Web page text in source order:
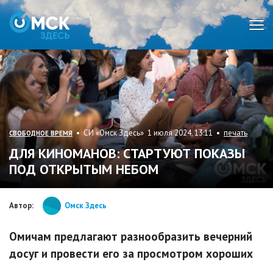
СВОБОДНОЕ ВРЕМЯ• СИ «Омск Здесь» 1 июля 2024, 13:11 • печать
ДЛЯ КИНОМАНОВ: СТАРТУЮТ ПОКАЗЫ
ПОД ОТКРЫТЫМ НЕБОМ
Автор: Омск Здесь
Омичам предлагают разнообразить вечерний
досуг и провести его за просмотром хороших